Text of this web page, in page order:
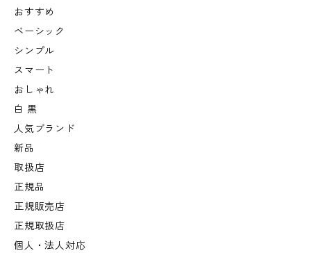
おすすめ
ベーシック
シンプル
スマート
おしゃれ
白 黒
人気ブランド
新品
取扱店
正規品
正規販売店
正規取扱店
個人・法人対応